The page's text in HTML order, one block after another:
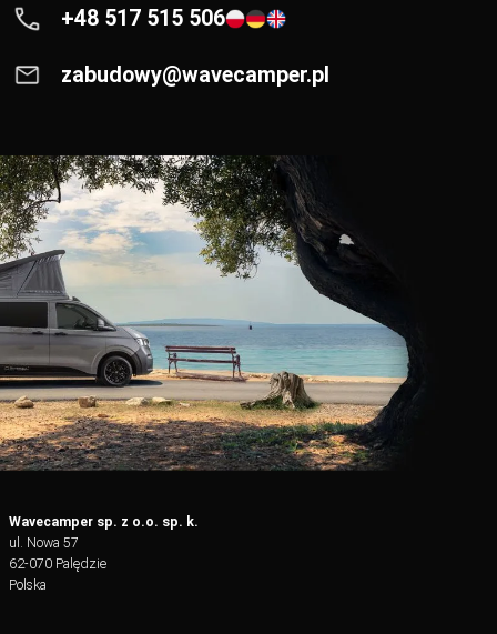
+48 517 515 506
zabudowy@wavecamper.pl
Wavecamper sp. z o.o. sp. k.
ul. Nowa 57
62-070 Palędzie
Polska